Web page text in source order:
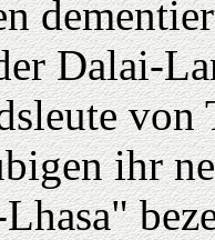
Dalai-
von
ihr